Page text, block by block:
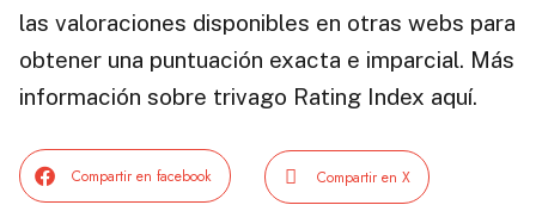
las valoraciones disponibles en otras webs para
obtener una puntuación exacta e imparcial. Más
información sobre trivago Rating Index aquí.
Compartir en facebook Compartir en X